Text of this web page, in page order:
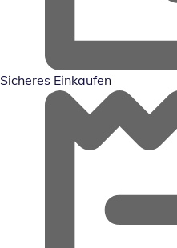
Sicheres Einkaufen